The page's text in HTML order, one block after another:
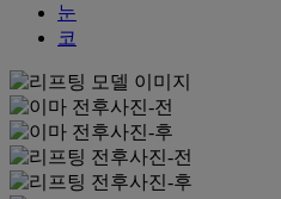
눈
코